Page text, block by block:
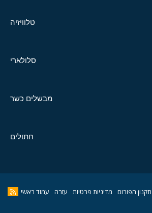
טלוויזיה
סלולארי
מבשלים כשר
חתולים
תקנון הפורום מדיניות פרטיות עזרה עמוד ראשי